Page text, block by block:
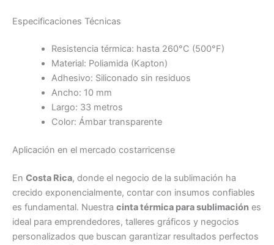
Especificaciones Técnicas
Resistencia térmica: hasta 260°C (500°F)
Material: Poliamida (Kapton)
Adhesivo: Siliconado sin residuos
Ancho: 10 mm
Largo: 33 metros
Color: Ámbar transparente
Aplicación en el mercado costarricense
En Costa Rica, donde el negocio de la sublimación ha
crecido exponencialmente, contar con insumos confiables
es fundamental. Nuestra cinta térmica para sublimación es
ideal para emprendedores, talleres gráficos y negocios
personalizados que buscan garantizar resultados perfectos